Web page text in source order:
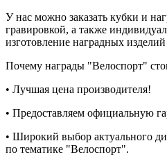
У нас можно заказать кубки и
гравировкой, а также
изготовление наградных изделий
Почему награды "Велоспорт"
• Лучшая цена производителя!
• Предоставляем официальную
• Широкий выбор актуального
по тематике "Велоспорт".